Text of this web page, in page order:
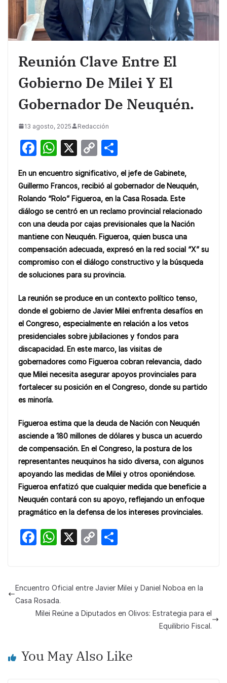
Reunión Clave Entre El
Gobierno De Milei Y El
Gobernador De Neuquén.
13 agosto, 2025 Redacción
F
c
e
b
o
o
k
W
at
s
A
p
p
X
C
p
y
Li
n
k
ar
e
En un encuentro significativo, el jefe de Gabinete,
Guillermo Francos, recibió al gobernador de Neuquén,
Rolando “Rolo” Figueroa, en la Casa Rosada. Este
diálogo se centró en un reclamo provincial relacionado
con una deuda por cajas previsionales que la Nación
mantiene con Neuquén. Figueroa, quien busca una
compensación adecuada, expresó en la red social “X” su
compromiso con el diálogo constructivo y la búsqueda
de soluciones para su provincia.
La reunión se produce en un contexto político tenso,
donde el gobierno de Javier Milei enfrenta desafíos en
el Congreso, especialmente en relación a los vetos
presidenciales sobre jubilaciones y fondos para
discapacidad. En este marco, las visitas de
gobernadores como Figueroa cobran relevancia, dado
que Milei necesita asegurar apoyos provinciales para
fortalecer su posición en el Congreso, donde su partido
es minoría.
Figueroa estima que la deuda de Nación con Neuquén
asciende a 180 millones de dólares y busca un acuerdo
de compensación. En el Congreso, la postura de los
representantes neuquinos ha sido diversa, con algunos
apoyando las medidas de Milei y otros oponiéndose.
Figueroa enfatizó que cualquier medida que beneficie a
Neuquén contará con su apoyo, reflejando un enfoque
pragmático en la defensa de los intereses provinciales.
F
e
b
o
k
W
s
A
p
X
C
y
n
e
Encuentro Oficial entre Javier Milei y Daniel Noboa en la
Casa Rosada.
Milei Reúne a Diputados en Olivos: Estrategia para el
Equilibrio Fiscal.
You May Also Like